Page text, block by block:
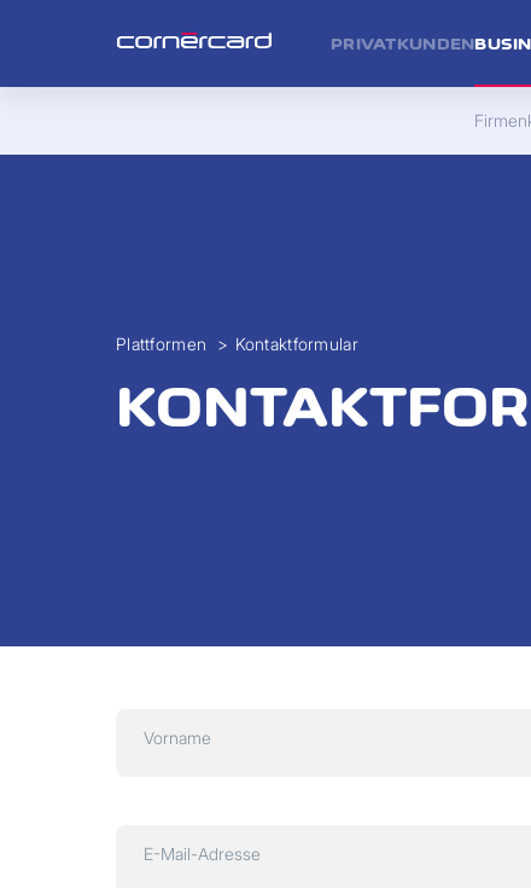
Plattformen > Kontaktformular
Vorname
E-Mail-Adresse
PRIVATKUNDEN